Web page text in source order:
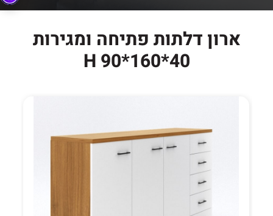
ארון דלתות פתיחה ומגירות
40*160*90 H